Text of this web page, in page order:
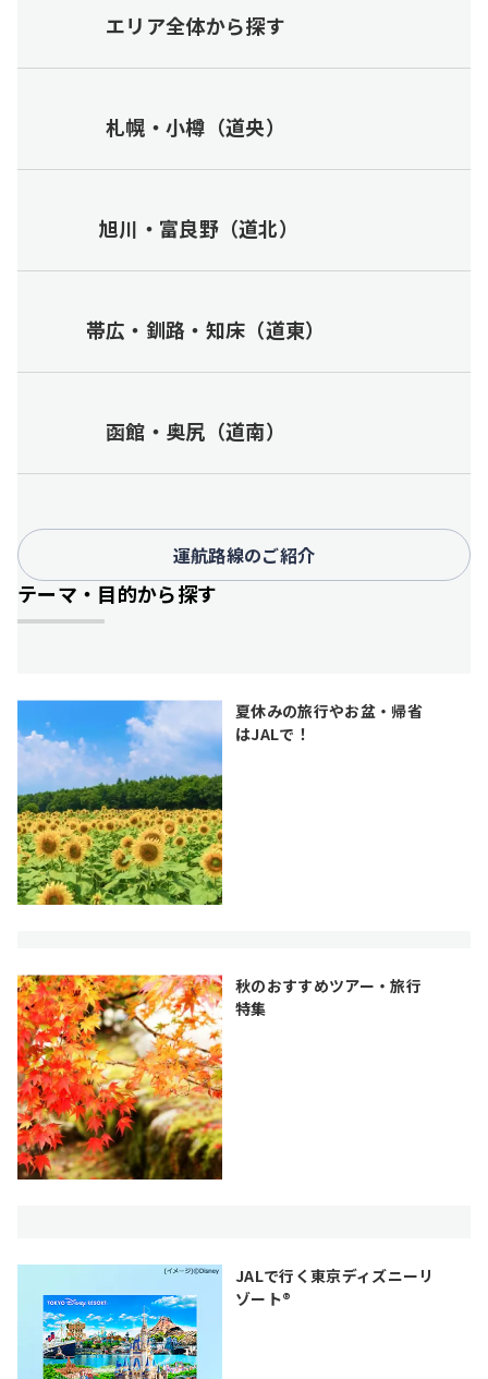
エリア全体から探す
札幌・小樽（道央）
旭川・富良野（道北）
帯広・釧路・知床（道東）
函館・奥尻（道南）
運航路線のご紹介
テーマ・目的から探す
夏休みの旅行やお盆・帰省
はJALで！
秋のおすすめツアー・旅行
特集
JALで行く東京ディズニーリ
ゾート®